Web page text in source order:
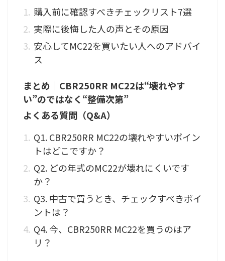
購入前に確認すべきチェックリスト7選
実際に後悔した人の声とその原因
安心してMC22を買いたい人へのアドバイ
ス
まとめ｜CBR250RR MC22は“壊れやす
い”のではなく“整備次第”
よくある質問（Q&A）
Q1. CBR250RR MC22の壊れやすいポイン
トはどこですか？
Q2. どの年式のMC22が壊れにくいです
か？
Q3. 中古で買うとき、チェックすべきポイ
ントは？
Q4. 今、CBR250RR MC22を買うのはア
リ？